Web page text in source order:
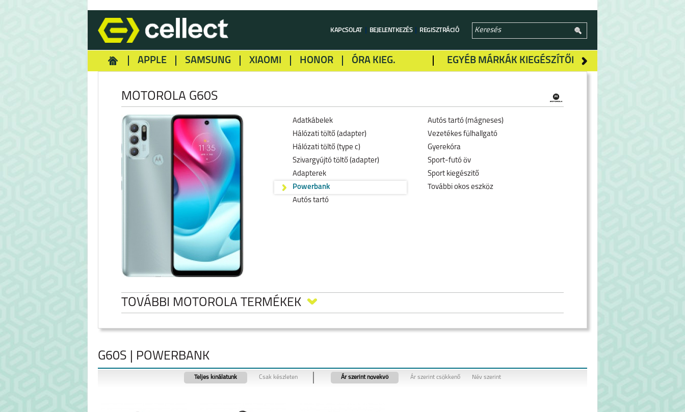
KAPCSOLAT BEJELENTKEZÉS REGISZTRÁCIÓ
EGYÉB MÁRKÁK KIEGÉSZÍTŐI
APPLE SAMSUNG XIAOMI HONOR ÓRA KIEG.
MOTOROLA G60S
Adatkábelek
Hálózati töltő (adapter)
Hálózati töltő (type c)
Szivargyújtó töltő (adapter)
Adapterek
Powerbank
Autós tartó
Autós tartó (mágneses)
Vezetékes fülhallgató
Gyerekóra
Sport-futó öv
Sport kiegészitő
További okos eszköz
TOVÁBBI MOTOROLA TERMÉKEK
G60S | POWERBANK
Teljes kínálatunk Csak készleten Ár szerint növekvő Ár szerint csökkenő Név szerint